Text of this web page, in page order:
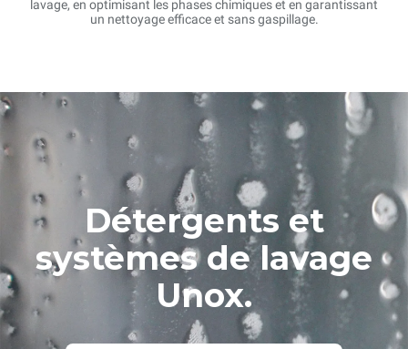
lavage, en optimisant les phases chimiques et en garantissant
un nettoyage efficace et sans gaspillage.
Détergents et
systèmes de lavage
Unox.